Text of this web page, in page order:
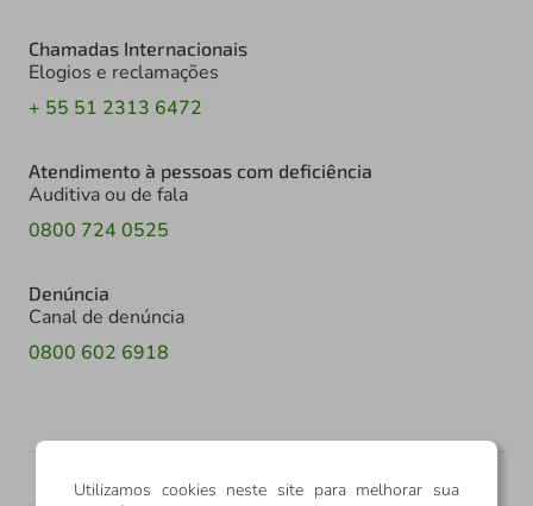
Chamadas Internacionais
Elogios e reclamações
+ 55 51 2313 6472
Atendimento à pessoas com deficiência
Auditiva ou de fala
0800 724 0525
Denúncia
Canal de denúncia
0800 602 6918
Utilizamos cookies neste site para melhorar sua